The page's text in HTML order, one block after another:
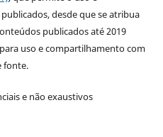
desde que se atribua
publicados até 2019
uso e compartilhamento com
fonte.
e não exaustivos